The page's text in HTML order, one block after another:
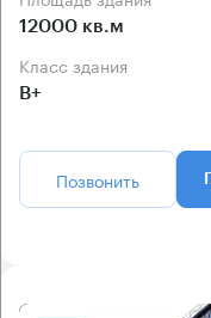
12000 кв.м
Класс здания
B+
Позвонить